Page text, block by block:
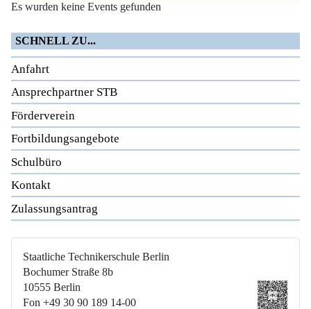
Es wurden keine Events gefunden
SCHNELL ZU...
Anfahrt
Ansprechpartner STB
Förderverein
Fortbildungsangebote
Schulbüro
Kontakt
Zulassungsantrag
Staatliche Technikerschule Berlin
Bochumer Straße 8b
10555 Berlin
Fon +49 30 90 189 14-00